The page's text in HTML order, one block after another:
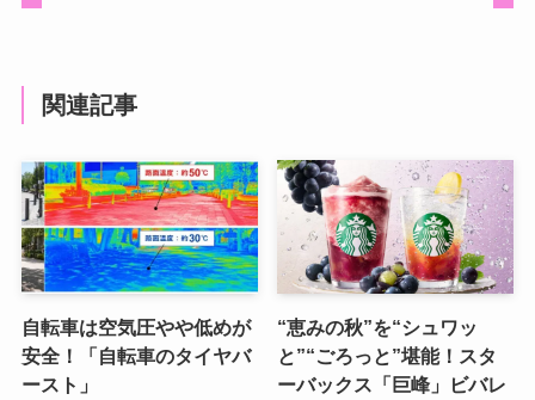
関連記事
自転車は空気圧やや低めが
安全！「自転車のタイヤバ
ースト」
“恵みの秋”を“シュワッ
と”“ごろっと”堪能！スタ
ーバックス「巨峰」ビバレ